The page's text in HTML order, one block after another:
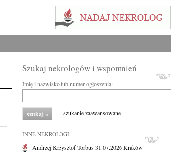
Szukaj nekrologów i wspomnień
Imię i nazwisko lub numer ogłoszenia:
+ szukanie zaawansowane
INNE NEKROLOGI
Andrzej Krzysztof Torbus31.07.2026Kraków